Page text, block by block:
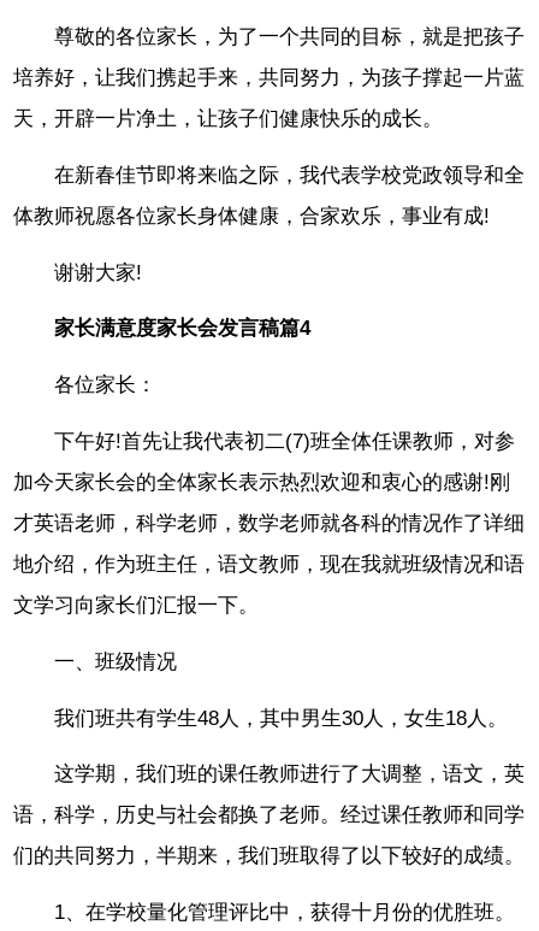
尊敬的各位家长，为了一个共同的目标，就是把孩子
培养好，让我们携起手来，共同努力，为孩子撑起一片蓝
天，开辟一片净土，让孩子们健康快乐的成长。
在新春佳节即将来临之际，我代表学校党政领导和全
体教师祝愿各位家长身体健康，合家欢乐，事业有成!
谢谢大家!
家长满意度家长会发言稿篇4
各位家长：
下午好!首先让我代表初二(7)班全体任课教师，对参
加今天家长会的全体家长表示热烈欢迎和衷心的感谢!刚
才英语老师，科学老师，数学老师就各科的情况作了详细
地介绍，作为班主任，语文教师，现在我就班级情况和语
文学习向家长们汇报一下。
一、班级情况
我们班共有学生48人，其中男生30人，女生18人。
这学期，我们班的课任教师进行了大调整，语文，英
语，科学，历史与社会都换了老师。经过课任教师和同学
们的共同努力，半期来，我们班取得了以下较好的成绩。
1、在学校量化管理评比中，获得十月份的优胜班。